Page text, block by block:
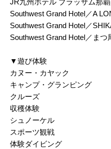
JR九州ホテル ブラッサム那
Southwest Grand Hotel／A
Southwest Grand Hotel／
Southwest Grand Hotel／まつ
▼遊び体験
カヌー・カヤック
キャンプ・グランピング
クルーズ
収穫体験
シュノーケル
スポーツ観戦
体験ダイビング